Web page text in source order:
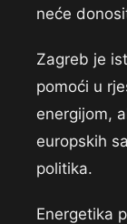
neće
Zagreb je
pomoći u
energijom,
europskih
politika.
Energetika